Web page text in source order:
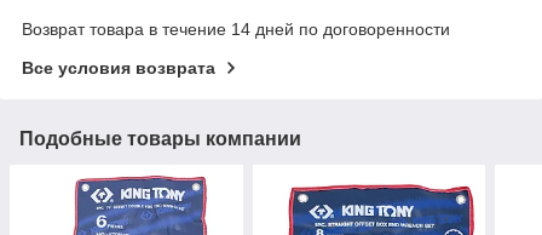
Возврат товара в течение 14 дней по договоренности
Все условия возврата
Подобные товары компании